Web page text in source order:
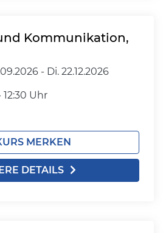
Kommunikation,
- Di. 22.12.2026
12:30 Uhr
MERKEN
DETAILS